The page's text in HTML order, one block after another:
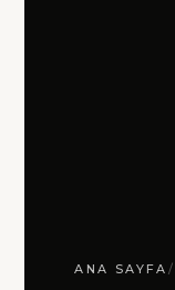
ANA SAYFA /